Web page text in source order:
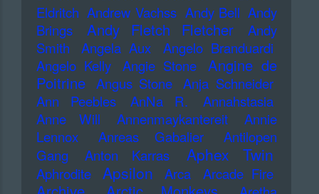
Eldritch Andrew Vachss Andy Bell Andy
Brings
Andy Fletch Fletcher
Andy
Smith
Angela Aux
Angelo Branduardi
Angelo Kelly
Angie Stone
Angine de
Poitrine Angus Stone Anja Schneider
Ann Peebles
AnNa R.
Annahstasia
Anne Will
Annenmaykantereit
Annie
Lennox
Anreas Gabalier
Antilopen
Gang
Anton Karras Aphex Twin
Aphrodite Apsilon Arca Arcade Fire